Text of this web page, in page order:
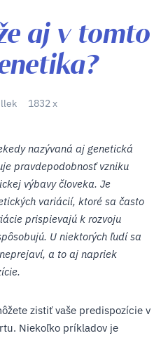
aj v tomto
1832 x
nazývaná aj genetická
pravdepodobnosť vzniku
výbavy človeka. Je
variácií, ktoré sa často
prispievajú k rozvoju
U niektorých ľudí sa
a to aj napriek
zistiť vaše predispozície v
Niekoľko príkladov je